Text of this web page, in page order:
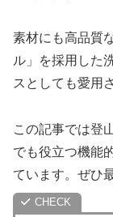
素材にも高品質
ル」を採用した
スとしても愛用
この記事では登
でも役立つ機能
ています。ぜひ